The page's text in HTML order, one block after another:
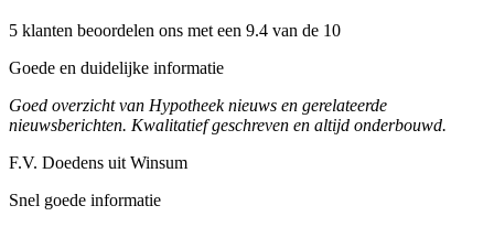
5 klanten beoordelen ons met een 9.4 van de 10
Goede en duidelijke informatie
Goed overzicht van Hypotheek nieuws en gerelateerde
nieuwsberichten. Kwalitatief geschreven en altijd onderbouwd.
F.V. Doedens uit Winsum
Snel goede informatie